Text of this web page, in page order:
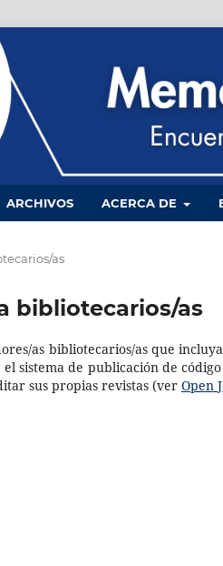
ARCHIVOS ACERCA DE
as
bibliotecarios/as
as bibliotecarios/as que
sistema de publicación de
sus propias revistas (ver Open